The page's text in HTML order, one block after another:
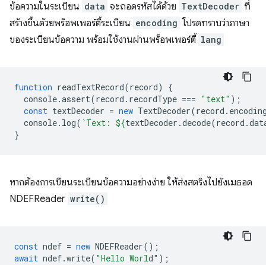
ข้อความในระเบียน data จะถอดรหัสได้ด้วย TextDecoder ที่
สร้างขึ้นด้วยพร็อพเพอร์ตี้ระเบียน encoding โปรดทราบว่าภาษา
ของระเบียนข้อความ พร้อมใช้งานผ่านพร็อพเพอร์ตี้ lang
function readTextRecord(record)
{
console.assert(record . recordType === "text" );
const textDecoder = new TextDecoder(record .
console. log( `Text: ${textDecoder .decode(record .
}
หากต้องการเขียนระเบียนข้อความอย่างง่าย ให้ส่งสตริงไปยังเมธอด
NDEFReader write()
const ndef = new NDEFReader();
await ndef.write( "Hello World" );